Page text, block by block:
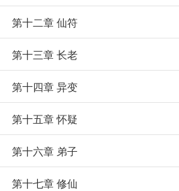
第十二章 仙符
第十三章 长老
第十四章 异变
第十五章 怀疑
第十六章 弟子
第十七章 修仙